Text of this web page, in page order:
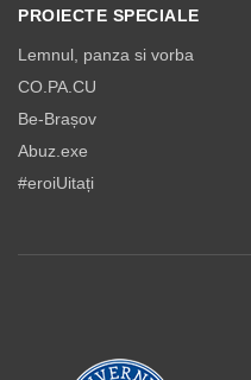
PROIECTE SPECIALE
Lemnul, panza si vorba
CO.PA.CU
Be-Brașov
Abuz.exe
#eroiUitați